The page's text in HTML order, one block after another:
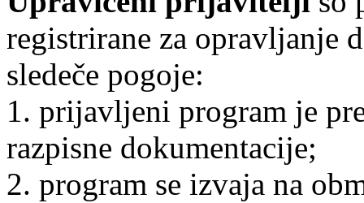
registrirane za opravljanje
sledeče pogoje:
1. prijavljeni program je
razpisne dokumentacije;
2. program se izvaja na